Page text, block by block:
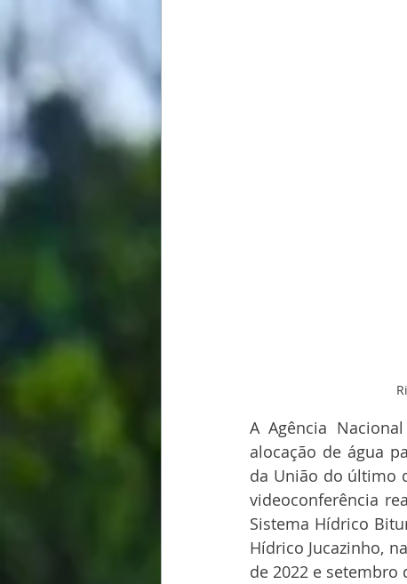
A Agência
alocação de água
da União do último
videoconferência
Sistema Hídrico
Hídrico Jucazinho,
de 2022 e setembro